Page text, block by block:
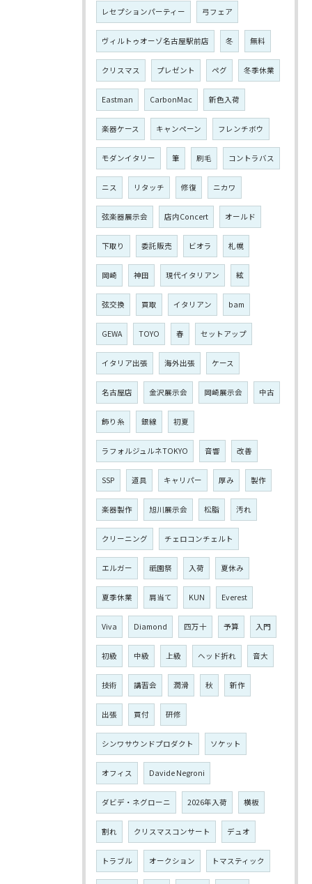
レセプションパーティー 弓フェア
ヴィルトゥオーゾ名古屋駅前店 冬 無料
クリスマス プレゼント ペグ 冬季休業
Eastman CarbonMac 新色入荷
楽器ケース キャンペーン フレンチボウ
モダンイタリー 筆 刷毛 コントラバス
ニス リタッチ 修復 ニカワ
弦楽器展示会 店内Concert オールド
下取り 委託販売 ビオラ 札幌
岡崎 神田 現代イタリアン 絃
弦交換 買取 イタリアン bam
GEWA TOYO 春 セットアップ
イタリア出張 海外出張 ケース
名古屋店 金沢展示会 岡崎展示会 中古
飾り糸 銀線 初夏
ラフォルジュルネTOKYO 音響 改善
SSP 道具 キャリパー 厚み 製作
楽器製作 旭川展示会 松脂 汚れ
クリーニング チェロコンチェルト
エルガー 祇園祭 入荷 夏休み
夏季休業 肩当て KUN Everest
Viva Diamond 四万十 予算 入門
初級 中級 上級 ヘッド折れ 音大
技術 講習会 潤滑 秋 新作
出張 買付 研修
シンワサウンドプロダクト ソケット
オフィス Davide Negroni
ダビデ・ネグローニ 2026年入荷 横板
割れ クリスマスコンサート デュオ
トラブル オークション トマスティック